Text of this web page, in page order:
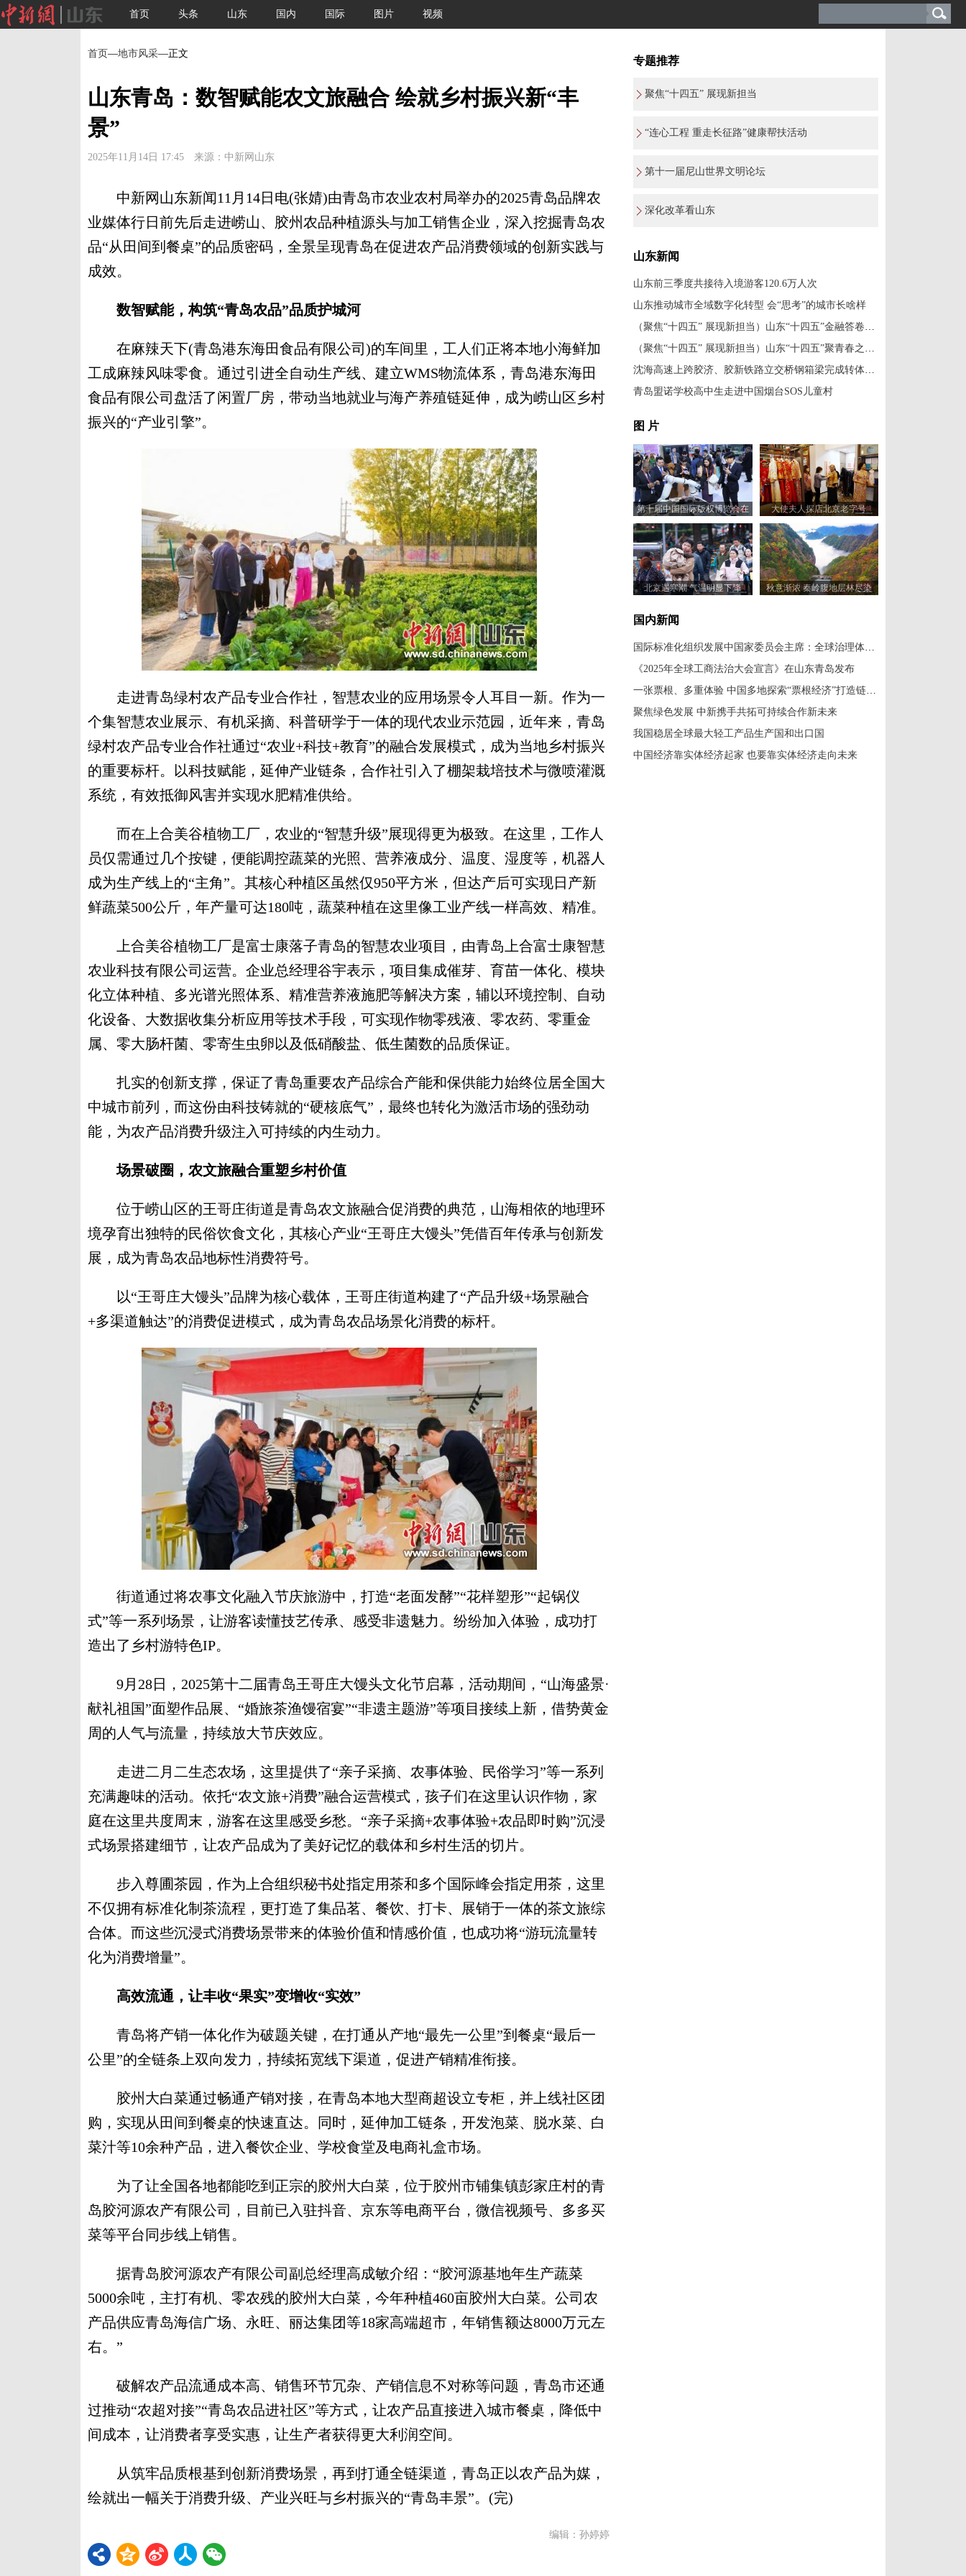
首页 头条 山东 国内 国际 图片 视频
首页—地市风采—正文
山东青岛：数智赋能农文旅融合 绘就乡村振兴新“丰
景”
2025年11月14日 17:45 来源：中新网山东
中新网山东新闻11月14日电(张婧)由青岛市农业农村局举办的2025青岛品牌农
业媒体行日前先后走进崂山、胶州农品种植源头与加工销售企业，深入挖掘青岛农
品“从田间到餐桌”的品质密码，全景呈现青岛在促进农产品消费领域的创新实践与
成效。
数智赋能，构筑“青岛农品”品质护城河
在麻辣天下(青岛港东海田食品有限公司)的车间里，工人们正将本地小海鲜加
工成麻辣风味零食。通过引进全自动生产线、建立WMS物流体系，青岛港东海田
食品有限公司盘活了闲置厂房，带动当地就业与海产养殖链延伸，成为崂山区乡村
振兴的“产业引擎”。
走进青岛绿村农产品专业合作社，智慧农业的应用场景令人耳目一新。作为一
个集智慧农业展示、有机采摘、科普研学于一体的现代农业示范园，近年来，青岛
绿村农产品专业合作社通过“农业+科技+教育”的融合发展模式，成为当地乡村振兴
的重要标杆。以科技赋能，延伸产业链条，合作社引入了棚架栽培技术与微喷灌溉
系统，有效抵御风害并实现水肥精准供给。
而在上合美谷植物工厂，农业的“智慧升级”展现得更为极致。在这里，工作人
员仅需通过几个按键，便能调控蔬菜的光照、营养液成分、温度、湿度等，机器人
成为生产线上的“主角”。其核心种植区虽然仅950平方米，但达产后可实现日产新
鲜蔬菜500公斤，年产量可达180吨，蔬菜种植在这里像工业产线一样高效、精准。
上合美谷植物工厂是富士康落子青岛的智慧农业项目，由青岛上合富士康智慧
农业科技有限公司运营。企业总经理谷宇表示，项目集成催芽、育苗一体化、模块
化立体种植、多光谱光照体系、精准营养液施肥等解决方案，辅以环境控制、自动
化设备、大数据收集分析应用等技术手段，可实现作物零残液、零农药、零重金
属、零大肠杆菌、零寄生虫卵以及低硝酸盐、低生菌数的品质保证。
扎实的创新支撑，保证了青岛重要农产品综合产能和保供能力始终位居全国大
中城市前列，而这份由科技铸就的“硬核底气”，最终也转化为激活市场的强劲动
能，为农产品消费升级注入可持续的内生动力。
场景破圈，农文旅融合重塑乡村价值
位于崂山区的王哥庄街道是青岛农文旅融合促消费的典范，山海相依的地理环
境孕育出独特的民俗饮食文化，其核心产业“王哥庄大馒头”凭借百年传承与创新发
展，成为青岛农品地标性消费符号。
以“王哥庄大馒头”品牌为核心载体，王哥庄街道构建了“产品升级+场景融合
+多渠道触达”的消费促进模式，成为青岛农品场景化消费的标杆。
街道通过将农事文化融入节庆旅游中，打造“老面发酵”“花样塑形”“起锅仪
式”等一系列场景，让游客读懂技艺传承、感受非遗魅力。纷纷加入体验，成功打
造出了乡村游特色IP。
9月28日，2025第十二届青岛王哥庄大馒头文化节启幕，活动期间，“山海盛景·
献礼祖国”面塑作品展、“婚旅茶渔馒宿宴”“非遗主题游”等项目接续上新，借势黄金
周的人气与流量，持续放大节庆效应。
走进二月二生态农场，这里提供了“亲子采摘、农事体验、民俗学习”等一系列
充满趣味的活动。依托“农文旅+消费”融合运营模式，孩子们在这里认识作物，家
庭在这里共度周末，游客在这里感受乡愁。“亲子采摘+农事体验+农品即时购”沉浸
式场景搭建细节，让农产品成为了美好记忆的载体和乡村生活的切片。
步入尊圃茶园，作为上合组织秘书处指定用茶和多个国际峰会指定用茶，这里
不仅拥有标准化制茶流程，更打造了集品茗、餐饮、打卡、展销于一体的茶文旅综
合体。而这些沉浸式消费场景带来的体验价值和情感价值，也成功将“游玩流量转
化为消费增量”。
高效流通，让丰收“果实”变增收“实效”
青岛将产销一体化作为破题关键，在打通从产地“最先一公里”到餐桌“最后一
公里”的全链条上双向发力，持续拓宽线下渠道，促进产销精准衔接。
胶州大白菜通过畅通产销对接，在青岛本地大型商超设立专柜，并上线社区团
购，实现从田间到餐桌的快速直达。同时，延伸加工链条，开发泡菜、脱水菜、白
菜汁等10余种产品，进入餐饮企业、学校食堂及电商礼盒市场。
为了让全国各地都能吃到正宗的胶州大白菜，位于胶州市铺集镇彭家庄村的青
岛胶河源农产有限公司，目前已入驻抖音、京东等电商平台，微信视频号、多多买
菜等平台同步线上销售。
据青岛胶河源农产有限公司副总经理高成敏介绍：“胶河源基地年生产蔬菜
5000余吨，主打有机、零农残的胶州大白菜，今年种植460亩胶州大白菜。公司农
产品供应青岛海信广场、永旺、丽达集团等18家高端超市，年销售额达8000万元左
右。”
破解农产品流通成本高、销售环节冗杂、产销信息不对称等问题，青岛市还通
过推动“农超对接”“青岛农品进社区”等方式，让农产品直接进入城市餐桌，降低中
间成本，让消费者享受实惠，让生产者获得更大利润空间。
从筑牢品质根基到创新消费场景，再到打通全链渠道，青岛正以农产品为媒，
绘就出一幅关于消费升级、产业兴旺与乡村振兴的“青岛丰景”。(完)
编辑：孙婷婷
专题推荐
聚焦“十四五” 展现新担当
“连心工程 重走长征路”健康帮扶活动
第十一届尼山世界文明论坛
深化改革看山东
山东新闻
山东前三季度共接待入境游客120.6万人次
山东推动城市全域数字化转型 会“思考”的城市长啥样
（聚焦“十四五” 展现新担当）山东“十四五”金融答卷亮点纷呈
（聚焦“十四五” 展现新担当）山东“十四五”聚青春之力 筑强省之基
沈海高速上跨胶济、胶新铁路立交桥钢箱梁完成转体施工
青岛盟诺学校高中生走进中国烟台SOS儿童村
图 片
第十届中国国际版权博览会在
山东青岛开幕
大使夫人探店北京老字号
北京遇寒潮 气温明显下降 秋意渐浓 秦岭腹地层林尽染
国内新闻
国际标准化组织发展中国家委员会主席：全球治理体系改革应共建共享
《2025年全球工商法治大会宣言》在山东青岛发布
一张票根、多重体验 中国多地探索“票根经济”打造链式消费新场景
聚焦绿色发展 中新携手共拓可持续合作新未来
我国稳居全球最大轻工产品生产国和出口国
中国经济靠实体经济起家 也要靠实体经济走向未来